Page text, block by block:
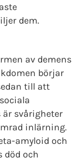
dem.
av demens
börjar
till att
är svårigheter
inlärning.
amyloid och
död och